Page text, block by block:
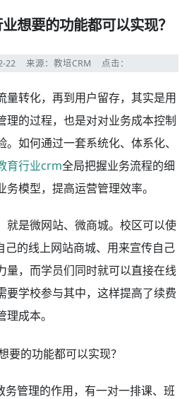
想要的功能都可以实现？
22 来源：教培CRM 点击：
量转化，再到用户留存，其实是用
理的过程，也是对对业务成本控制
如何通过一套系统化、体系化、
育行业crm全局把握业务流程的细
务模型，提高运营管理效率。
就是微网站、微商城。校区可以使
的线上网站商城、用来宣传自己
量，而学员们同时就可以直接在线
要学校参与其中，这样提高了续费
成本。
管理的作用，有一对一排课、班